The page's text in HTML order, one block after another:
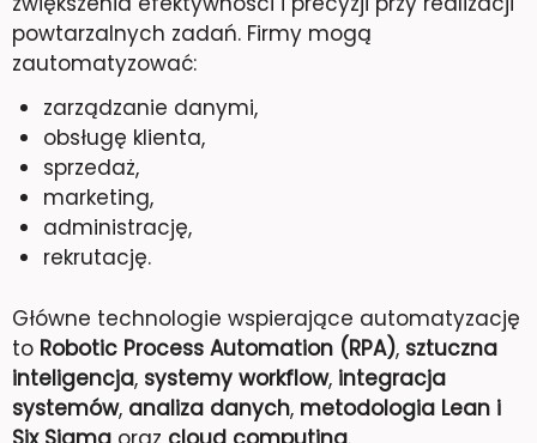
powtarzalnych zadań. Firmy mogą
zautomatyzować:
zarządzanie danymi,
obsługę klienta,
sprzedaż,
marketing,
administrację,
rekrutację.
Główne technologie wspierające automatyzację
to Robotic Process Automation (RPA), sztuczna
inteligencja, systemy workflow, integracja
systemów, analiza danych, metodologia Lean i